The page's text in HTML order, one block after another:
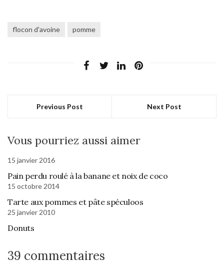
flocon d'avoine pomme
Previous Post Next Post
Vous pourriez aussi aimer
15 janvier 2016
Pain perdu roulé à la banane et noix de coco
15 octobre 2014
Tarte aux pommes et pâte spéculoos
25 janvier 2010
Donuts
39 commentaires